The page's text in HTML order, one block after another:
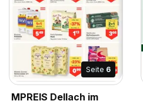
Seite 6
MPREIS Dellach im